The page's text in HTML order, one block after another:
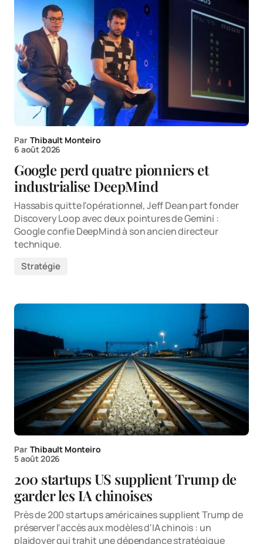
Par Thibault Monteiro
6 août 2026
Google perd quatre pionniers et
industrialise DeepMind
Hassabis quitte l'opérationnel, Jeff Dean part fonder
Discovery Loop avec deux pointures de Gemini :
Google confie DeepMind à son ancien directeur
technique.
Stratégie
Par Thibault Monteiro
5 août 2026
200 startups US supplient Trump de
garder les IA chinoises
Près de 200 startups américaines supplient Trump de
préserver l'accès aux modèles d'IA chinois : un
plaidoyer qui trahit une dépendance stratégique